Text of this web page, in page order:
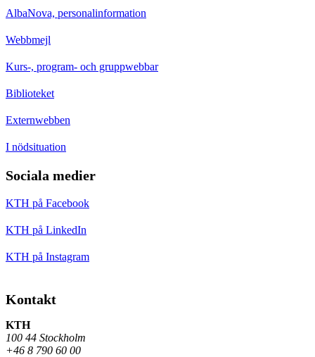
AlbaNova, personalinformation
Webbmejl
Kurs-, program- och gruppwebbar
Biblioteket
Externwebben
I nödsituation
Sociala medier
KTH på Facebook
KTH på LinkedIn
KTH på Instagram
Kontakt
KTH
100 44 Stockholm
+46 8 790 60 00